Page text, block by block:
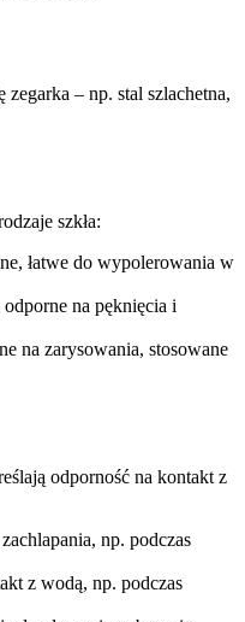
– np. stal szlachetna,
szkła:
łatwe do wypolerowania w
odporne na pęknięcia i
na zarysowania, stosowane
odporność na kontakt z
np. podczas
z wodą, np. podczas